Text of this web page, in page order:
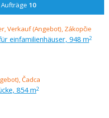
10
einfamilienhäuser, 948 m2
854 m2